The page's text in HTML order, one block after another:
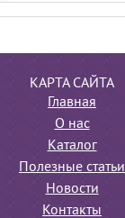
КАРТА САЙТА
Главная
О нас
Каталог
Полезные статьи
Новости
Контакты